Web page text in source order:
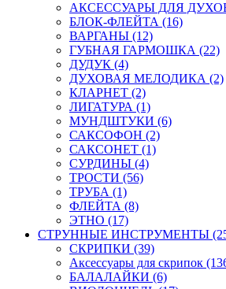
АКСЕССУАРЫ ДЛЯ
БЛОК-ФЛЕЙТА (16)
ВАРГАНЫ (12)
ГУБНАЯ ГАРМОШКА (22)
ДУДУК (4)
ДУХОВАЯ МЕЛОДИКА (2)
КЛАРНЕТ (2)
ЛИГАТУРА (1)
МУНДШТУКИ (6)
САКСОФОН (2)
САКСОНЕТ (1)
СУРДИНЫ (4)
ТРОСТИ (56)
ТРУБА (1)
ФЛЕЙТА (8)
ЭТНО (17)
СТРУННЫЕ ИНСТРУМЕНТЫ
СКРИПКИ (39)
Аксессуары для скрипок
БАЛАЛАЙКИ (6)